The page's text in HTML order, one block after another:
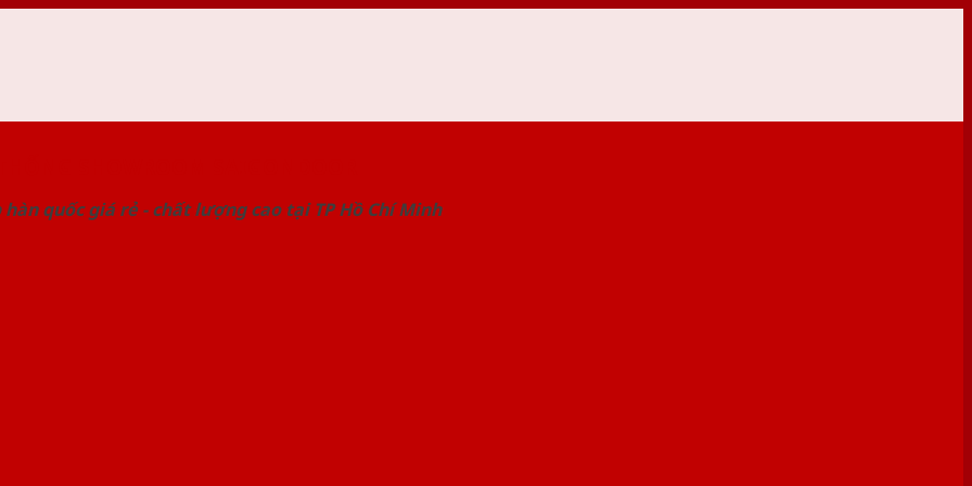
quốc giá rẻ - chất lượng cao tại TP Hồ Chí Minh